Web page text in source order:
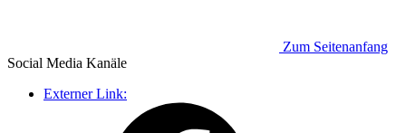
Zum Seitenanfang
Social Media Kanäle
Externer Link: